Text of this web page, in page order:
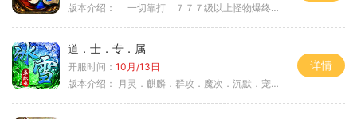
版本介绍：
一切靠打 ７７７级以上怪物爆终极
道．士．专．属
开服时间： 10月/13日
版本介绍：
月灵．麒麟．群攻．魔次．沉默．宠物．暗黑
详情